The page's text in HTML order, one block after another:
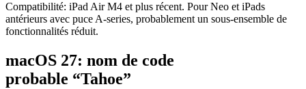
Compatibilité: iPad Air M4 et plus récent. Pour Neo et iPads
antérieurs avec puce A-series, probablement un sous-ensemble de
fonctionnalités réduit.
macOS 27: nom de code
probable “Tahoe”